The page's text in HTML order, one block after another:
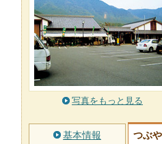
写真をもっと見る
基本情報 つぶ